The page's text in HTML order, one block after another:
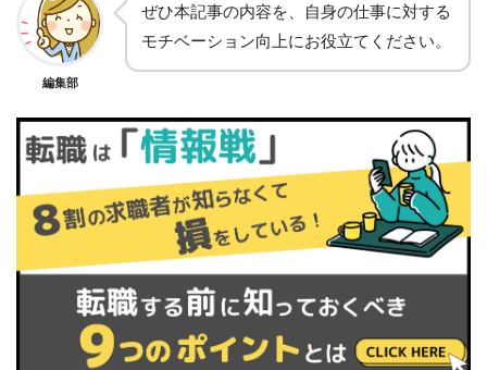
編集部
ぜひ本記事の内容を、自身の仕事に対する
モチベーション向上にお役立てください。